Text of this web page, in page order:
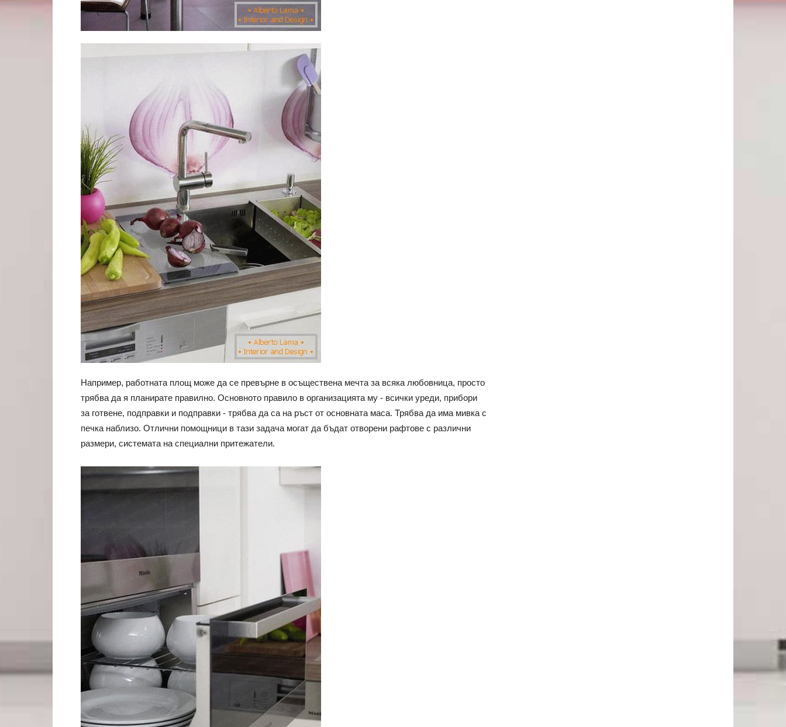
Например, работната площ може да се превърне в осъществена мечта за всяка любовница, просто
трябва да я планирате правилно. Основното правило в организацията му - всички уреди, прибори
за готвене, подправки и подправки - трябва да са на ръст от основната маса. Трябва да има мивка с
печка наблизо. Отлични помощници в тази задача могат да бъдат отворени рафтове с различни
размери, системата на специални притежатели.